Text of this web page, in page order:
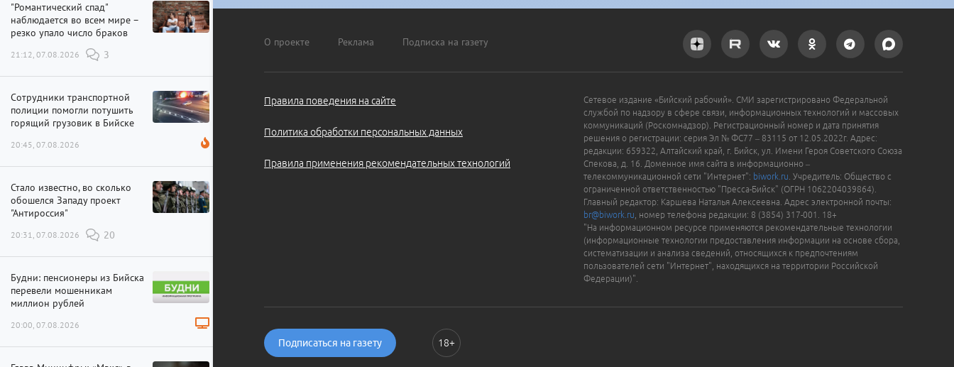
"Романтический спад"
наблюдается во всем мире –
резко упало число браков
21:12, 07.08.2026 3
Сотрудники транспортной
полиции помогли потушить
горящий грузовик в Бийске
20:45, 07.08.2026
Стало известно, во сколько
обошелся Западу проект
"Антироссия"
20:31, 07.08.2026 20
Будни: пенсионеры из Бийска
перевели мошенникам
миллион рублей
20:00, 07.08.2026
О проекте Реклама Подписка на газету
Правила поведения на сайте
Политика обработки персональных данных
Правила применения рекомендательных технологий
Сетевое издание «Бийский рабочий». СМИ зарегистрировано Федеральной
службой по надзору в сфере связи, информационных технологий и массовых
коммуникаций (Роскомнадзор). Регистрационный номер и дата принятия
решения о регистрации: серия Эл № ФС77 – 83115 от 12.05.2022г. Адрес:
редакции: 659322, Алтайский край, г. Бийск, ул. Имени Героя Советского Союза
Спекова, д. 16. Доменное имя сайта в информационно –
телекоммуникационной сети "Интернет": biwork.ru . Учредитель: Общество с
ограниченной ответственностью "Пресса-Бийск" (ОГРН 1062204039864).
Главный редактор: Каршева Наталья Алексеевна. Адрес электронной почты:
br@biwork.ru , номер телефона редакции: 8 (3854) 317-001. 18+
"На информационном ресурсе применяются рекомендательные технологии
(информационные технологии предоставления информации на основе сбора,
систематизации и анализа сведений, относящихся к предпочтениям
пользователей сети "Интернет", находящихся на территории Российской
Федерации)".
Подписаться на газету 18+